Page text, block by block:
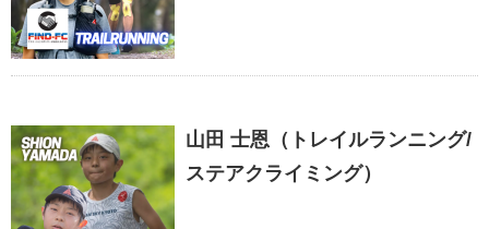
山田 士恩（トレイルランニング/
ステアクライミング）